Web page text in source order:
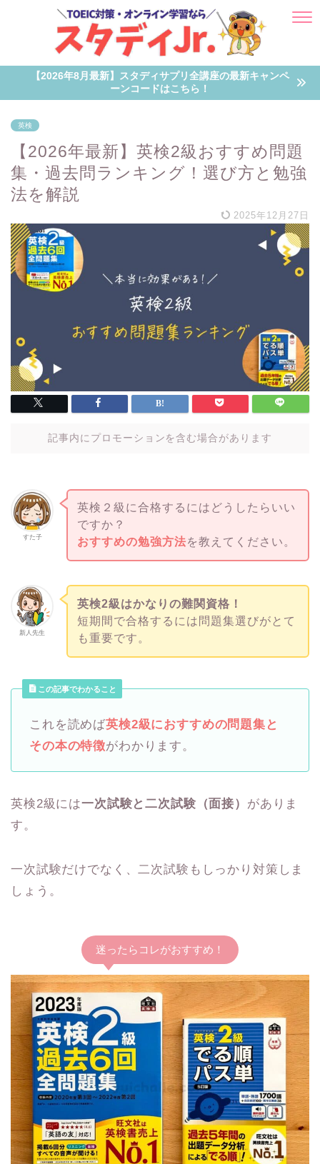
【2026年8月最新】スタディサプリ全講座の最新キャンペ
ーンコードはこちら！
英検
【2026年最新】英検2級おすすめ問題
集・過去問ランキング！選び方と勉強
法を解説
2025年12月27日
記事内にプロモーションを含む場合があります
すた子
英検２級に合格するにはどうしたらいい
ですか？
おすすめの勉強方法を教えてください。
新人先生
英検2級はかなりの難関資格！
短期間で合格するには問題集選びがとて
も重要です。
この記事でわかること
これを読めば英検2級におすすめの問題集と
その本の特徴がわかります。
英検2級には一次試験と二次試験（面接） がありま
す。
一次試験だけでなく、二次試験もしっかり対策しま
しょう。
迷ったらコレがおすすめ！